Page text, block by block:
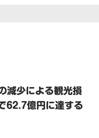
減少による観光損
62.7億円に達する